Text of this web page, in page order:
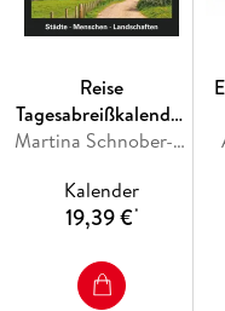
Reise
Tagesabreißkalender
2027 -
Städte, Menschen,
Landschaften
Martina Schnober-Sen, Bernd Biege
Kalender
19,39 €*